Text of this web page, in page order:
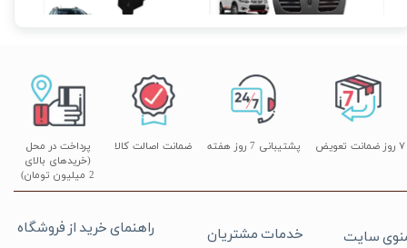
پشتیبانی 7 روز هفته
پرداخت در محل
(خریدهای بالای
2 میلیون تومان)
۷ روز ضمانت تعویض ضمانت اصالت کالا
راهنمای خرید از فروشگاه خدمات مشتریان سایت